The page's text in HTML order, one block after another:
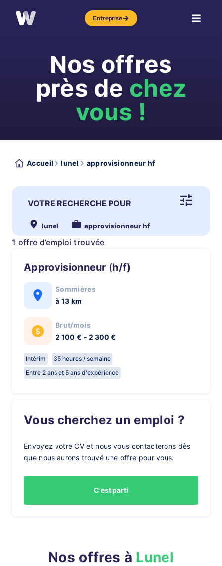
Entreprise
Nos offres
près de chez
vous !
Accueil lunel approvisionneur hf
VOTRE RECHERCHE POUR
lunel approvisionneur hf
1 offre d’emploi trouvée
Approvisionneur (h/f)
Sommières
à 13 km
Brut/mois
2 100 € - 2 300 €
Intérim
35 heures / semaine
Entre 2 ans et 5 ans d'expérience
Vous cherchez un emploi ?
Envoyez votre CV et nous vous contacterons dès
que nous aurons trouvé une offre pour vous.
C'est parti
Nos offres à Lunel